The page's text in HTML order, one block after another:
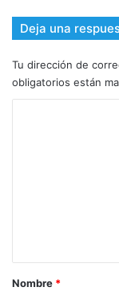
Deja una
Tu dirección de
obligatorios están
r
Nombre *